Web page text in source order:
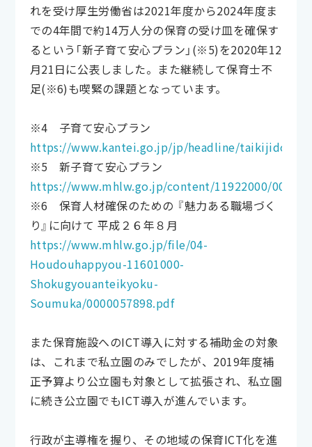
れを受け厚生労働省は2021年度から2024年度ま
での4年間で約14万人分の保育の受け皿を確保す
るという「新子育て安心プラン」(※5)を2020年12
月21日に公表しました。また継続して保育士不
足(※6)も喫緊の課題となっています。
※4 子育て安心プラン
https://www.kantei.go.jp/jp/headline/taikijido/
※5 新子育て安心プラン
https://www.mhlw.go.jp/content/11922000/
※6 保育人材確保のための 『魅力ある職場づく
り』に向けて 平成２６年８月
https://www.mhlw.go.jp/file/04-
Houdouhappyou-11601000-
Shokugyouanteikyoku-
Soumuka/0000057898.pdf
また保育施設へのICT導入に対する補助金の対象
は、これまで私立園のみでしたが、2019年度補
正予算より公立園も対象として拡張され、私立園
に続き公立園でもICT導入が進んでいます。
行政が主導権を握り、その地域の保育ICT化を進